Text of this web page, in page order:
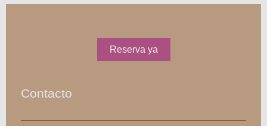
Reserva ya
Contacto